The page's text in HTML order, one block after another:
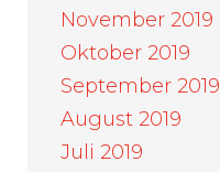
November 2019
Oktober 2019
September 2019
August 2019
Juli 2019